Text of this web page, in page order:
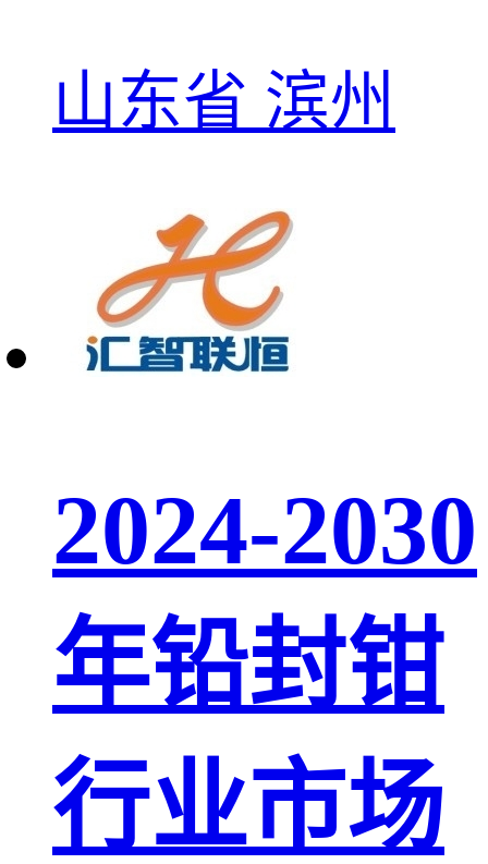
山东省 滨州
2024-2030
年铅封钳
行业市场